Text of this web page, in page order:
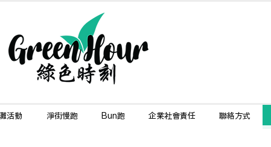
活動 淨街慢跑 Bun跑 企業社會責任 聯絡方式